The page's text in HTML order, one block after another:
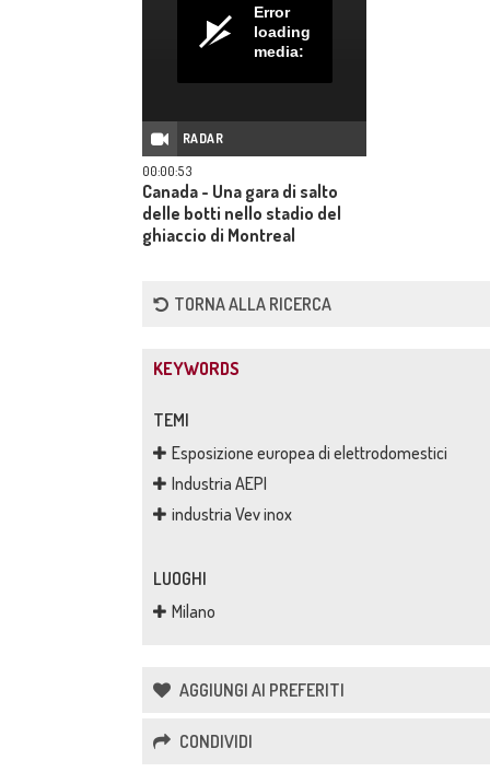
Error
loading
media:
RADAR
00:00:53
Canada - Una gara di salto
delle botti nello stadio del
ghiaccio di Montreal
TORNA ALLA RICERCA
KEYWORDS
TEMI
Esposizione europea di elettrodomestici
Industria AEPI
industria Vev inox
LUOGHI
Milano
AGGIUNGI AI PREFERITI
CONDIVIDI